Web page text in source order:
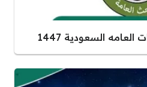
السعودية 1447